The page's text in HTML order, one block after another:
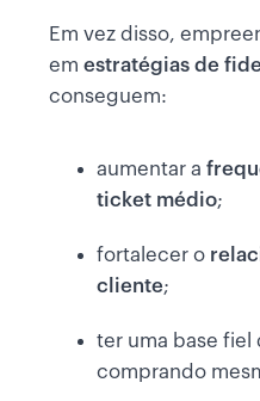
Em vez disso,
em estratégias de
conseguem:
aumentar a
ticket médio;
fortalecer o
cliente;
ter uma base fiel
comprando